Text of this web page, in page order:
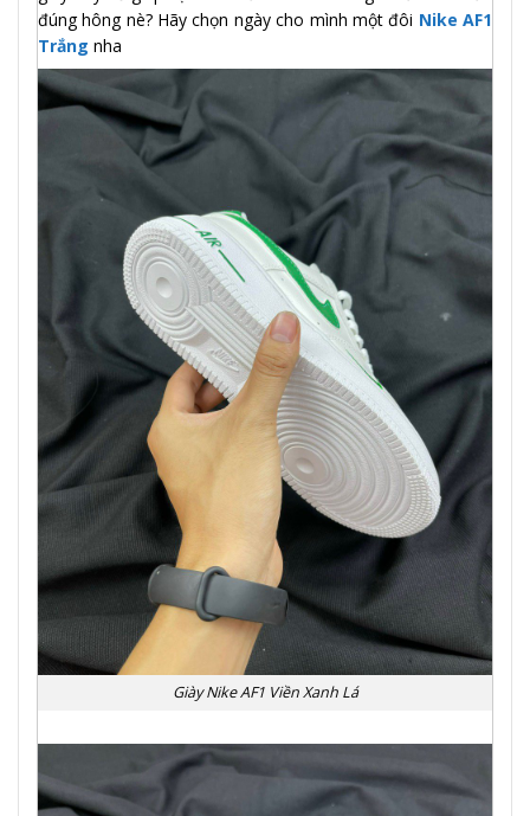
đúng hông nè? Hãy chọn ngày cho mình một đôi Nike AF1
Trắng nha
Giày Nike AF1 Viền Xanh Lá